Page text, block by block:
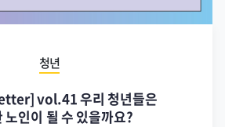
청년
vol.41 우리 청년들은
노인이 될 수 있을까요?